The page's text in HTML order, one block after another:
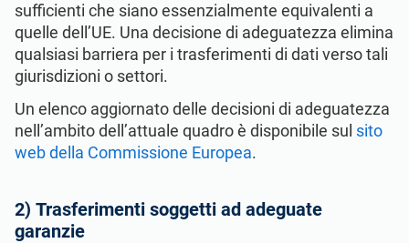
sufficienti che siano essenzialmente equivalenti a
quelle dell’UE. Una decisione di adeguatezza elimina
qualsiasi barriera per i trasferimenti di dati verso tali
giurisdizioni o settori.
Un elenco aggiornato delle decisioni di adeguatezza
nell’ambito dell’attuale quadro è disponibile sul sito
web della Commissione Europea.
2) Trasferimenti soggetti ad adeguate
garanzie